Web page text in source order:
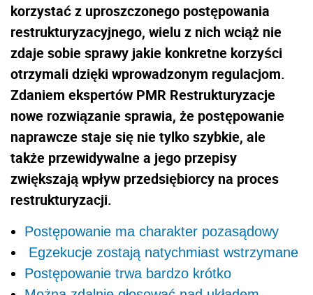
korzystać z uproszczonego postępowania
restrukturyzacyjnego, wielu z nich wciąż nie
zdaje sobie sprawy jakie konkretne korzyści
otrzymali dzięki wprowadzonym regulacjom.
Zdaniem ekspertów PMR Restrukturyzacje
nowe rozwiązanie sprawia, że postępowanie
naprawcze staje się nie tylko szybkie, ale
także przewidywalne a jego przepisy
zwiększają wpływ przedsiębiorcy na proces
restrukturyzacji.
Postępowanie ma charakter pozasądowy
Egzekucje zostają natychmiast wstrzymane
Postępowanie trwa bardzo krótko